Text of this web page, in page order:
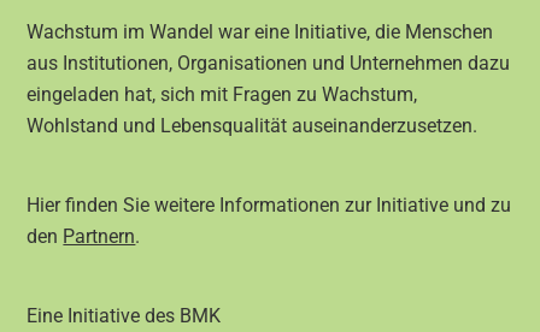
Wachstum im Wandel war eine Initiative, die Menschen
aus Institutionen, Organisationen und Unternehmen dazu
eingeladen hat, sich mit Fragen zu Wachstum,
Wohlstand und Lebensqualität auseinanderzusetzen.
Hier finden Sie weitere Informationen zur Initiative und zu
den Partnern.
Eine Initiative des BMK